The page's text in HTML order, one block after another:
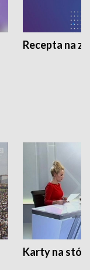
Recepta na
Karty na